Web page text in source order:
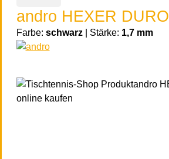
andro HEXER DURO
Farbe: schwarz Stärke: 1,7 mm
Bildergalerie überspringen